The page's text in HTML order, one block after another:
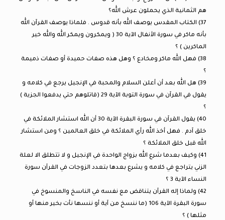
هم الثمانية الذي يحملون عرش الله؟
37) الكتاب المقدس يوصف الله بأنه قدوس . فلماذا يوصف القرآن الله
بأنه ماكر في سورة الأنفال الآية 30 ( ويمكرون ويمكر الله والله خير
الماكرين ) ؟
38) فهل الله ماكر ومخادع ؟ وهل هذه صفات حميدة أو صفات ذميمة
؟
39) هل الله بعد أن أعلن السلام والمحبة في الإنجيل يرجع في كلامه و
يقول في القرآن في سورة التوبة الآية 29 (قاتلوهم حتي يدفعوا الجزية )
؟
40) يقول القرآن في سورة البقرة الآية 30 أن الله استشار الملائكة في
خلق آدم . فهل أخذ الله رأي الملائكة في خلق العالمين ؟ ومن استشار
الله قبل خلق الملائكة ؟
41) وكيف بعدما شرع الله بزواج الواحدة في الإنجيل و لا تتطلق الا لعلة
الزني يتراجع في كلامه و يشرع بعدها بتعدد الزوجات في القرآن سورة
النساء الآية 3 ؟
42) ولماذا إله القرآن يتناقض مع نفسه في الناسخ والمنسوخ في
سورة البقرة الآية 106 (ما ننسخ من آية أو ننسها نأت بخير منها أو
مثلها ) ؟